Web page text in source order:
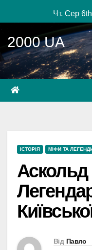
до
вмісту
Чт. Сер
2000 UA
ІСТОРІЯ МІФИ ТА
Аскольд
Від Павло